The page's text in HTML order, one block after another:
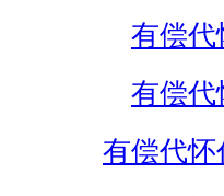
有偿代
有偿代
有偿代怀